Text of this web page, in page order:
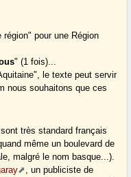
pour une Région
" (1 fois)...
le texte peut servir
nous souhaitons que ces
très standard français
même un boulevard de
malgré le nom basque...).
, un publiciste de